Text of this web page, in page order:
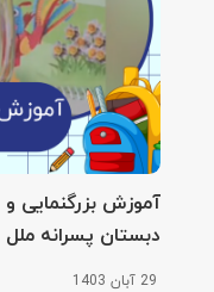
آموزش بزرگنمایی
دبستان پسرانه ملل
29 آبان 1403